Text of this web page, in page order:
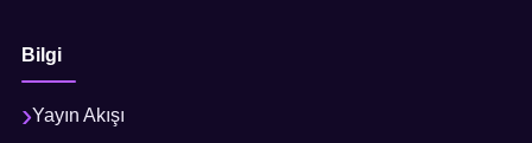
Bilgi
Yayın Akışı